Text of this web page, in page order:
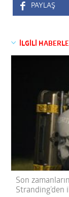
PAYLAŞ
İLGİLİ
Son
Stranding’den